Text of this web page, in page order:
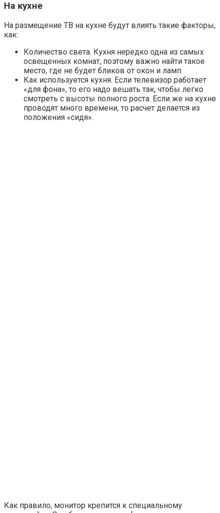
На кухне
На размещение ТВ на кухне будут влиять такие факторы,
как:
Количество света. Кухня нередко одна из самых
освещенных комнат, поэтому важно найти такое
место, где не будет бликов от окон и ламп.
Как используется кухня. Если телевизор работает
«для фона», то его надо вешать так, чтобы легко
смотреть с высоты полного роста. Если же на кухне
проводят много времени, то расчет делается из
положения «сидя».
Как правило, монитор крепится к специальному